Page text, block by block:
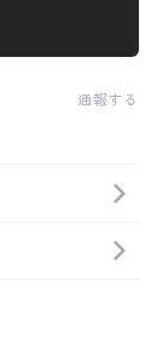
通報する